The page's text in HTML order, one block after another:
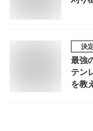
決
最強
テン
を教